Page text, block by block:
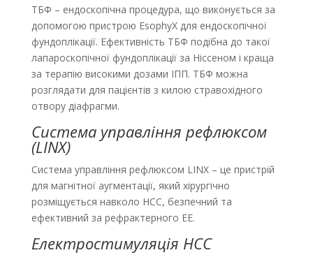
ТБФ – ендоскопічна процедура, що виконується за
допомогою пристрою EsophyX для ендоскопічної
фундоплікації. Ефективність ТБФ подібна до такої
лапароскопічної фундоплікації за Ніссеном і краща
за терапію високими дозами ІПП. ТБФ можна
розглядати для пацієнтів з килою стравохідного
отвору діафрагми.
Система управління рефлюксом
(LINX)
Система управління рефлюксом LINX – це прист­рій
для магнітної аугментації, який хірургічно
розміщується навколо НСС, безпечний та
ефективний за рефрактерного ЕЕ.
Електростимуляція НСС